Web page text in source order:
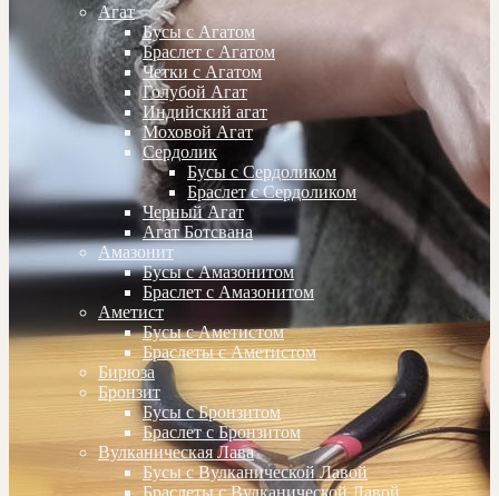
Агат
Бусы с Агатом
Браслет с Агатом
Четки с Агатом
Голубой Агат
Индийский агат
Моховой Агат
Сердолик
Бусы с Сердоликом
Браслет с Сердоликом
Черный Агат
Агат Ботсвана
Амазонит
Бусы с Амазонитом
Браслет с Амазонитом
Аметист
Бусы с Аметистом
Браслеты с Аметистом
Бирюза
Бронзит
Бусы с Бронзитом
Браслет с Бронзитом
Вулканическая Лава
Бусы с Вулканической Лавой
Браслеты с Вулканической Лавой